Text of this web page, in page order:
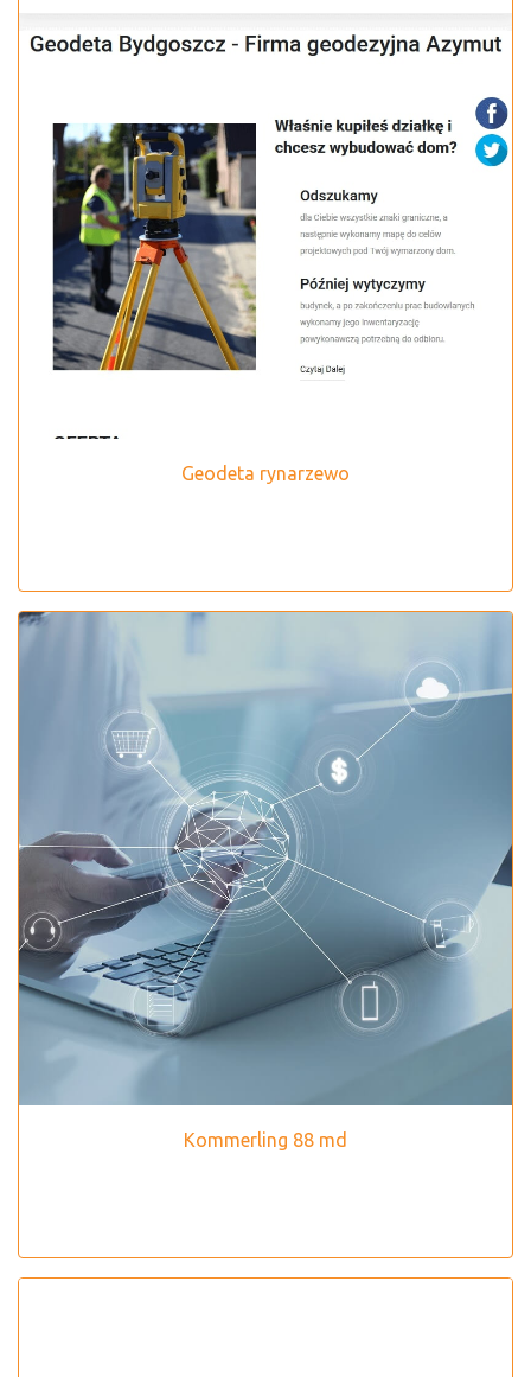
Geodeta rynarzewo
Kommerling 88 md